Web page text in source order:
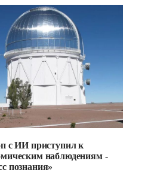
с ИИ приступил к
наблюдениям -
познания»